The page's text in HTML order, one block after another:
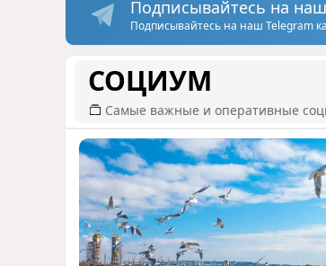
Подписывайтесь на
Подписывайтесь на наш Telegram
СОЦИУМ
Самые важные и оперативные